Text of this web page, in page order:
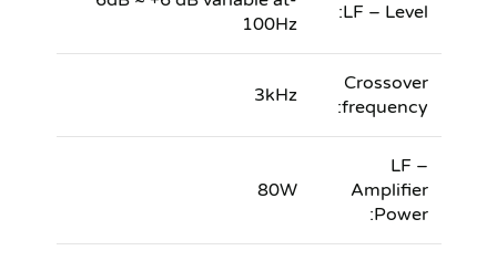
LF – Level:
100Hz
Crossover
frequency:
3kHz
LF –
Amplifier
Power:
80W